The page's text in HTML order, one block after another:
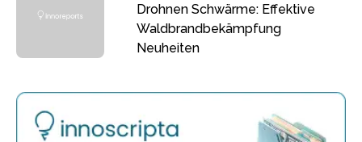
Drohnen Schwärme: Effektive
Waldbrandbekämpfung
Neuheiten